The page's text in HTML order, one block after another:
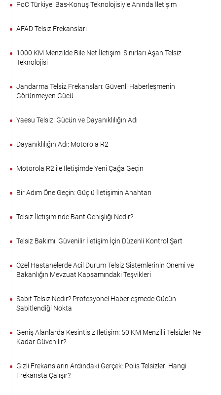
PoC Türkiye: Bas-Konuş Teknolojisiyle Anında İletişim
AFAD Telsiz Frekansları
1000 KM Menzilde Bile Net İletişim: Sınırları Aşan Telsiz
Teknolojisi
Jandarma Telsiz Frekansları: Güvenli Haberleşmenin
Görünmeyen Gücü
Yaesu Telsiz: Gücün ve Dayanıklılığın Adı
Dayanıklılığın Adı: Motorola R2
Motorola R2 ile İletişimde Yeni Çağa Geçin
Bir Adım Öne Geçin: Güçlü İletişimin Anahtarı
Telsiz İletişiminde Bant Genişliği Nedir?
Telsiz Bakımı: Güvenilir İletişim İçin Düzenli Kontrol Şart
Özel Hastanelerde Acil Durum Telsiz Sistemlerinin Önemi ve
Bakanlığın Mevzuat Kapsamındaki Teşvikleri
Sabit Telsiz Nedir? Profesyonel Haberleşmede Gücün
Sabitlendiği Nokta
Geniş Alanlarda Kesintisiz İletişim: 50 KM Menzilli Telsizler Ne
Kadar Güvenilir?
Gizli Frekansların Ardındaki Gerçek: Polis Telsizleri Hangi
Frekansta Çalışır?